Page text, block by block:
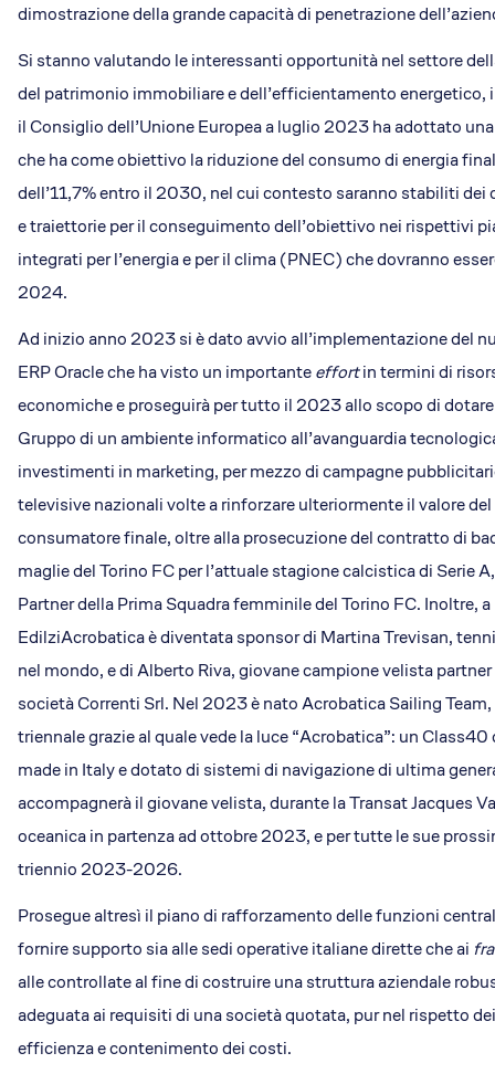
dimostrazione della grande capacità di penetrazione
Si stanno valutando le interessanti opportunità nel settore
del patrimonio immobiliare e dell’efficientamento energetico,
il Consiglio dell’Unione Europea a luglio 2023 ha adottato
che ha come obiettivo la riduzione del consumo di energia
dell’11,7% entro il 2030, nel cui contesto saranno stabiliti
e traiettorie per il conseguimento dell’obiettivo nei rispettivi
integrati per l’energia e per il clima (PNEC) che dovranno
2024.
Ad inizio anno 2023 si è dato avvio all’implementazione del
ERP Oracle che ha visto un importanteeffortin termini di
economiche e proseguirà per tutto il 2023 allo scopo di
Gruppo di un ambiente informatico all’avanguardia
investimenti in marketing, per mezzo di campagne
televisive nazionali volte a rinforzare ulteriormente il valore del
consumatore finale, oltre alla prosecuzione del contratto di
maglie del Torino FC per l’attuale stagione calcistica di Serie
Partner della Prima Squadra femminile del Torino FC. Inoltre,
EdilziAcrobatica è diventata sponsor di Martina Trevisan,
nel mondo, e di Alberto Riva, giovane campione velista
società Correnti Srl. Nel 2023 è nato Acrobatica Sailing
triennale grazie al quale vede la luce “Acrobatica”: un
made in Italy e dotato di sistemi di navigazione di ultima
accompagnerà il giovane velista, durante la Transat Jacques
oceanica in partenza ad ottobre 2023, e per tutte le sue
triennio 2023-2026.
Prosegue altresì il piano di rafforzamento delle funzioni
fornire supporto sia alle sedi operative italiane dirette che ai
alle controllate al fine di costruire una struttura aziendale
adeguata ai requisiti di una società quotata, pur nel rispetto
efficienza e contenimento dei costi.